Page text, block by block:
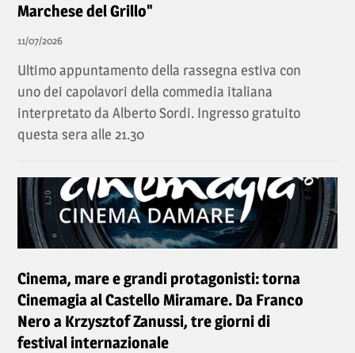
Marchese del Grillo"
11/07/2026
Ultimo appuntamento della rassegna estiva con
uno dei capolavori della commedia italiana
interpretato da Alberto Sordi. Ingresso gratuito
questa sera alle 21.30
Cinema, mare e grandi protagonisti: torna
Cinemagia al Castello Miramare. Da Franco
Nero a Krzysztof Zanussi, tre giorni di
festival internazionale